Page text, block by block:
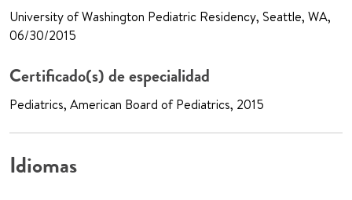
University of Washington Pediatric Residency, Seattle, WA,
06/30/2015
Certificado(s) de especialidad
Pediatrics, American Board of Pediatrics, 2015
Idiomas